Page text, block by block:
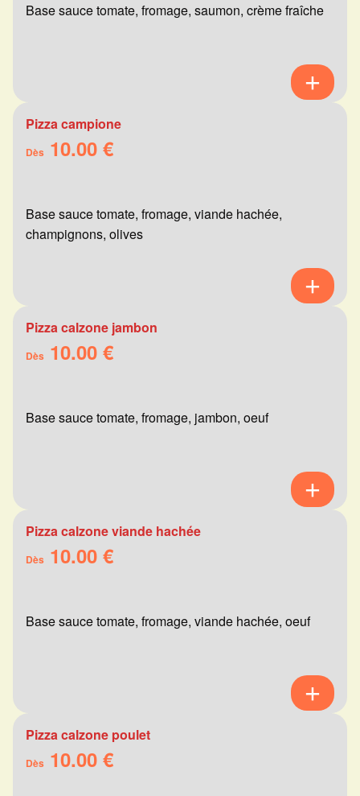
Base sauce tomate, fromage, saumon, crème fraîche
Pizza campione
Dès 10.00 €
Base sauce tomate, fromage, viande hachée,
champignons, olives
Pizza calzone jambon
Dès 10.00 €
Base sauce tomate, fromage, jambon, oeuf
Pizza calzone viande hachée
Dès 10.00 €
Base sauce tomate, fromage, viande hachée, oeuf
Pizza calzone poulet
Dès 10.00 €